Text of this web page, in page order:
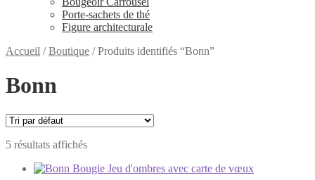
Porte-sachets de thé
Figure architecturale
Accueil /Boutique /Produits identifiés “Bonn”
Bonn
5 résultats affichés